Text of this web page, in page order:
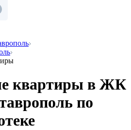
квартиры в ЖК
по